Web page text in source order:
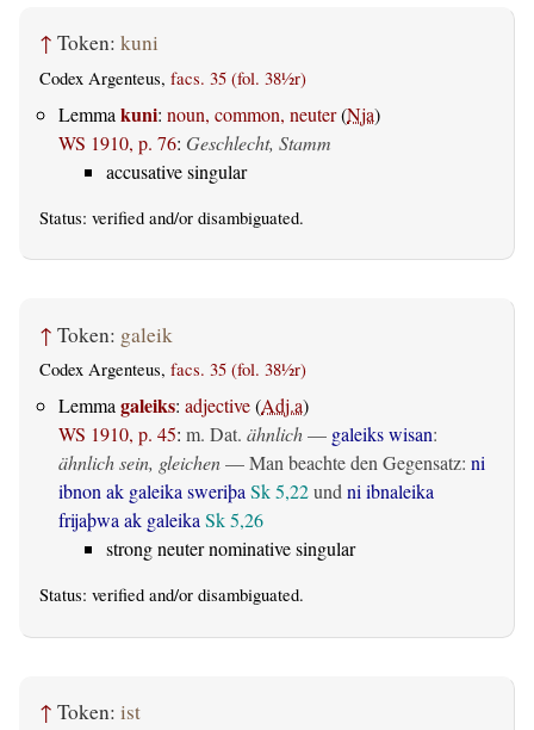
↑ Token: kuni
Codex Argenteus, facs. 35 (fol. 38½r)
Lemma kuni: noun, common, neuter(Nja)
WS 1910, p. 76: Geschlecht, Stamm
accusative singular
Status: verified and/or disambiguated.
↑ Token: galeik
Codex Argenteus, facs. 35 (fol. 38½r)
Lemmagaleiks: adjective(Adj.a)
WS 1910, p. 45: m. Dat. ähnlich— galeiks wisan:
ähnlich sein, gleichen— Man beachte den Gegensatz: ni
ibnon ak galeika sweriþaSk 5,22undni ibnaleika
frijaþwa ak galeikaSk 5,26
strong neuter nominative singular
Status: verified and/or disambiguated.
↑ Token: ist